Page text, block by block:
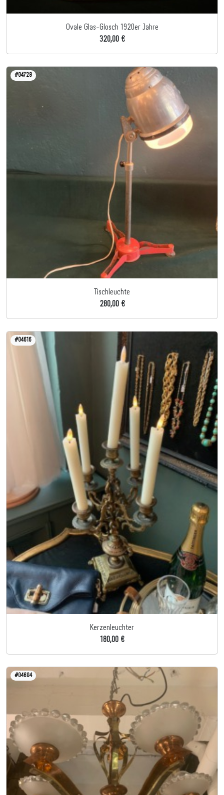
Ovale Glas-Glosch 1920er Jahre
320,00 €
#04728
Tischleuchte
280,00 €
#04616
Kerzenleuchter
180,00 €
#04604